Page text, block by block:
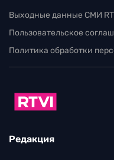
Выходные данные СМИ
Пользовательское
Политика обработки
Редакция